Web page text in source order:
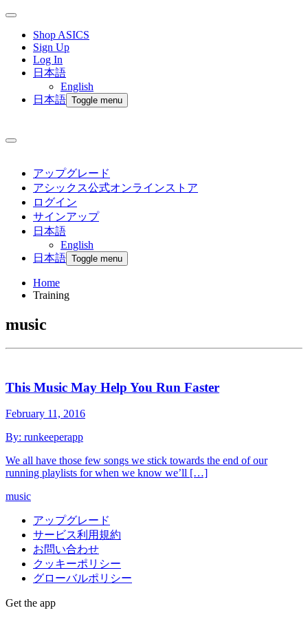
Shop ASICS
Sign Up
Log In
日本語
English
日本語 Toggle menu
アップグレード
アシックス公式オンラインストア
ログイン
サインアップ
日本語
English
日本語 Toggle menu
Home
Training
music
This Music May Help You Run Faster
February 11, 2016
By: runkeeperapp
We all have those few songs we stick towards the end of our
running playlists for when we know we’ll […]
music
アップグレード
サービス利用規約
お問い合わせ
クッキーポリシー
グローバルポリシー
Get the app